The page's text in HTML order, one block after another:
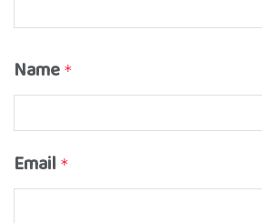
Name *
Email *